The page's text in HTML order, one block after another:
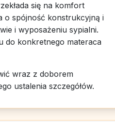
się na komfort
o spójność konstrukcyjną i
i wyposażeniu sypialni.
do konkretnego materaca
wraz z doborem
ustalenia szczegółów.